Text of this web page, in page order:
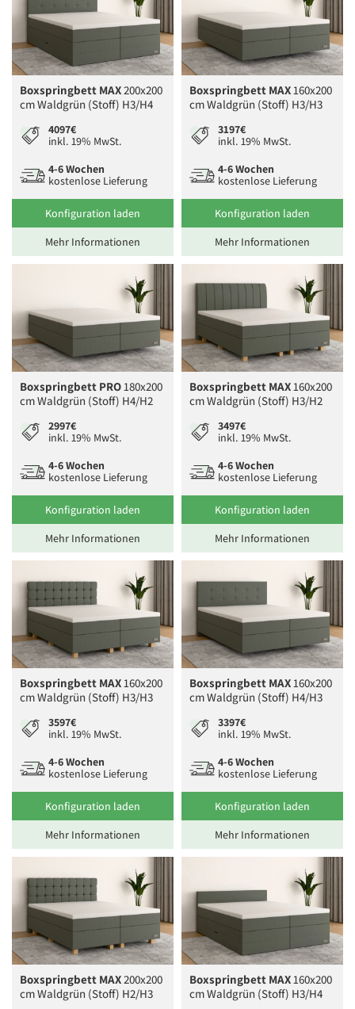
Boxspringbett MAX200x200
cm Waldgrün (Stoff) H3/H4
4097€
inkl. 19% MwSt.
4-6 Wochen
kostenlose Lieferung
Konfiguration laden
Mehr Informationen
Boxspringbett MAX160x200
cm Waldgrün (Stoff) H3/H3
3197€
inkl. 19% MwSt.
4-6 Wochen
kostenlose Lieferung
Konfiguration laden
Mehr Informationen
Boxspringbett PRO180x200
cm Waldgrün (Stoff) H4/H2
2997€
inkl. 19% MwSt.
4-6 Wochen
kostenlose Lieferung
Konfiguration laden
Mehr Informationen
Boxspringbett MAX160x200
cm Waldgrün (Stoff) H3/H2
3497€
inkl. 19% MwSt.
4-6 Wochen
kostenlose Lieferung
Konfiguration laden
Mehr Informationen
Boxspringbett MAX160x200
cm Waldgrün (Stoff) H3/H3
3597€
inkl. 19% MwSt.
4-6 Wochen
kostenlose Lieferung
Konfiguration laden
Mehr Informationen
Boxspringbett MAX160x200
cm Waldgrün (Stoff) H4/H3
3397€
inkl. 19% MwSt.
4-6 Wochen
kostenlose Lieferung
Konfiguration laden
Mehr Informationen
Boxspringbett MAX200x200
cm Waldgrün (Stoff) H2/H3
Boxspringbett MAX160x200
cm Waldgrün (Stoff) H3/H4